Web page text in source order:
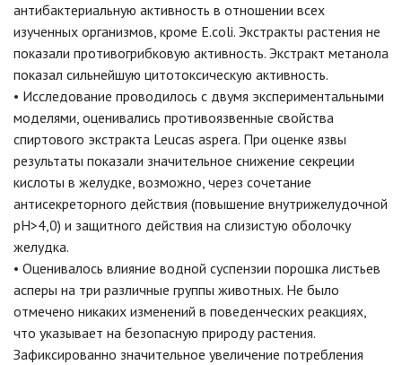
антибактериальную активность в отношении всех
изученных организмов, кроме E.coli. Экстракты растения не
показали противогрибковую активность. Экстракт метанола
показал сильнейшую цитотоксическую активность.
• Исследование проводилось с двумя экспериментальными
моделями, оценивались противоязвенные свойства
спиртового экстракта Leucas aspera. При оценке язвы
результаты показали значительное снижение секреции
кислоты в желудке, возможно, через сочетание
антисекреторного действия (повышение внутрижелудочной
рН>4,0) и защитного действия на слизистую оболочку
желудка.
• Оценивалось влияние водной суспензии порошка листьев
асперы на три различные группы животных. Не было
отмечено никаких изменений в поведенческих реакциях,
что указывает на безопасную природу растения.
Зафиксированно значительное увеличение потребления